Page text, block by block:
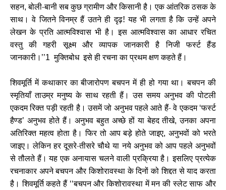
सहन,बोली-बानी सब कुछ ग्रामीण और किसानी है। एक आंतरिक ठसक के
साथ। वे जितने विनम्र हैं उतने ही दृढ़! यह भी लगता है कि उन्हें अपने
लेखन के प्रति आत्मविश्वास भी है। इस आत्मविश्वास का आधार रचित
वस्तु की गहरी सूक्ष्म और व्यापक जानकारी है निजी फर्स्ट हैंड
जानकारी। ’’1 मुक्तिबोध इसे ही रचना का प्रथम क्षण कहते हैं।
शिवमूर्ति में कथाकार का बीजारोपण बचपन में ही हो गया था। बचपन की
स्मृतियाँ ताउम्र मनुष्य के साथ रहती हैं। उस समय अनुभव की पोटली
एकदम रिक्त पड़ी रहती है। उसमें जो अनुभव पहले आते हैं- वे एकदम ‘फर्स्ट
हैण्ड’ अनुभव होते हैं। अनुभव बहुत अच्छे हों या बेहद तीखे,उनका अपना
अतिरिक्त महत्व होता है। फिर तो आप बड़े होते जाइए,अनुभवों को भरते
जाइए। लेकिन हर दूसरे-तीसरे चौथे या नये अनुभव को आप पहले अनुभवों
से तौलते हैं। यह एक अनायास चलने वाली प्रक्रिया है। इसलिए प्रत्येक
रचनाकार अपने बचपन और किशोरावस्था के दिनों को शिद्दत से याद करता
है। शिवमूर्ति कहते हैं ‘‘बचपन और किशोरावस्था में मन की स्लेट साफ और